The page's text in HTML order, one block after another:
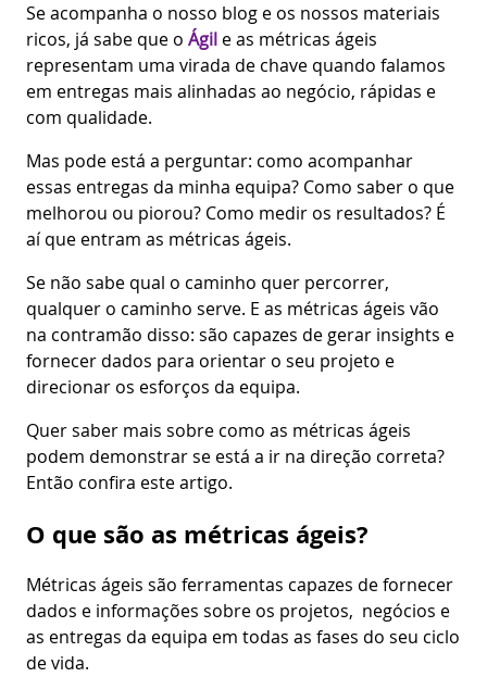
Se acompanha o nosso blog e os nossos materiais
ricos, já sabe que o Ágil e as métricas ágeis
representam uma virada de chave quando falamos
em entregas mais alinhadas ao negócio, rápidas e
com qualidade.
Mas pode está a perguntar: como acompanhar
essas entregas da minha equipa? Como saber o que
melhorou ou piorou? Como medir os resultados? É
aí que entram as métricas ágeis.
Se não sabe qual o caminho quer percorrer,
qualquer o caminho serve. E as métricas ágeis vão
na contramão disso: são capazes de gerar insights e
fornecer dados para orientar o seu projeto e
direcionar os esforços da equipa.
Quer saber mais sobre como as métricas ágeis
podem demonstrar se está a ir na direção correta?
Então confira este artigo.
O que são as métricas ágeis?
Métricas ágeis são ferramentas capazes de fornecer
dados e informações sobre os projetos, negócios e
as entregas da equipa em todas as fases do seu ciclo
de vida.